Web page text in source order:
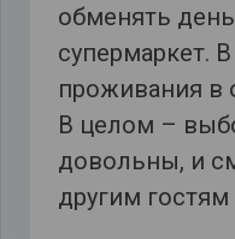
обменять
супермаркет.
проживания в
В целом –
довольны, и
другим гостям